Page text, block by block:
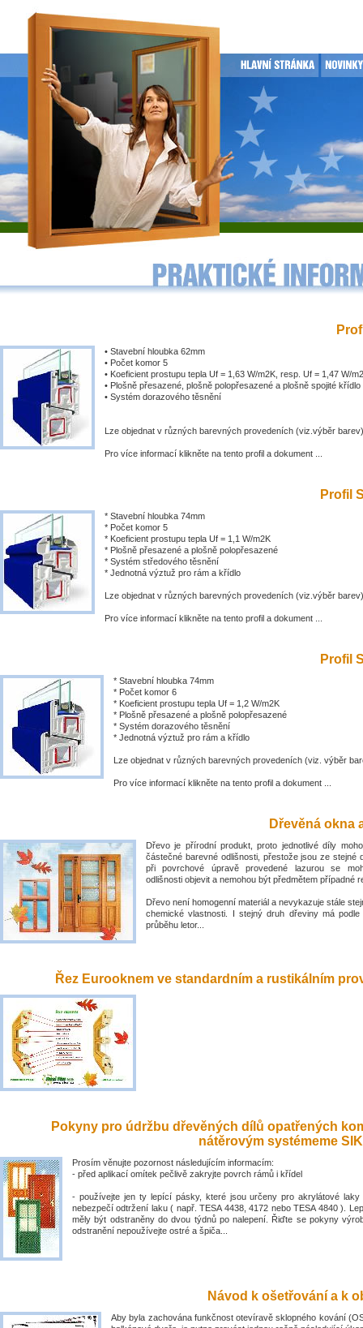
• Stavební hloubka 62mm
• Počet komor 5
• Koeficient prostupu tepla Uf = 1,63 W/m2K, resp. Uf = 1,47 W/
• Plošně přesazené, plošně polopřesazené a plošně spojité křídlo
• Systém dorazového těsnění
Lze objednat v různých barevných provedeních (viz.výběr barev)
Pro více informací klikněte na tento profil a dokument ...
Profil
* Stavební hloubka 74mm
* Počet komor 5
* Koeficient prostupu tepla Uf = 1,1 W/m2K
* Plošně přesazené a plošně polopřesazené
* Systém středového těsnění
* Jednotná výztuž pro rám a křídlo
Lze objednat v různých barevných provedeních (viz.výběr barev)
Pro více informací klikněte na tento profil a dokument ...
Profil
* Stavební hloubka 74mm
* Počet komor 6
* Koeficient prostupu tepla Uf = 1,2 W/m2K
* Plošně přesazené a plošně polopřesazené
* Systém dorazového těsnění
* Jednotná výztuž pro rám a křídlo
Lze objednat v různých barevných provedeních (viz. výběr
Pro více informací klikněte na tento profil a dokument ...
Dřevěná okna
Dřevo je přírodní produkt, proto jednotlivé díly
částečné barevné odlišnosti, přestože jsou ze stejné
při povrchové úpravě provedené lazurou se
odlišnosti objevit a nemohou být předmětem případné
Dřevo není homogenní materiál a nevykazuje stále
chemické vlastnosti. I stejný druh dřeviny má
průběhu letor...
Řez Eurooknem ve standardním a rustikálním
Pokyny pro údržbu dřevěných dílů opatřených
nátěrovým systémeme
Prosím věnujte pozornost následujícím informacím:
- před aplikací omítek pečlivě zakryjte povrch rámů i křídel
- používejte jen ty lepící pásky, které jsou určeny pro akrylátové
nebezpečí odtržení laku ( např. TESA 4438, 4172 nebo TESA 4840 ).
měly být odstraněny do dvou týdnů po nalepení. Řiďte se pokyny
odstranění nepoužívejte ostré a špiča...
Návod k ošetřování a k
Aby byla zachována funkčnost otevíravě sklopného kování